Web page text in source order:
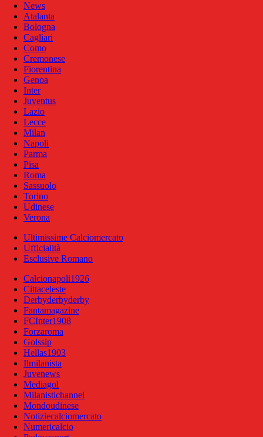
News
Atalanta
Bologna
Cagliari
Como
Cremonese
Fiorentina
Genoa
Inter
Juventus
Lazio
Lecce
Milan
Napoli
Parma
Pisa
Roma
Sassuolo
Torino
Udinese
Verona
Ultimissime Calciomercato
Ufficialità
Esclusive Romano
Calcionapoli1926
Cittaceleste
Derbyderbyderby
Fantamagazine
FCInter1908
Forzaroma
Golssip
Hellas1903
Ilmilanista
Juvenews
Mediagol
Milanistichannel
Mondoudinese
Notiziecalciomercato
Numericalcio